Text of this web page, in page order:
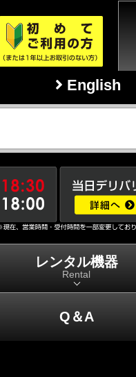
English
レンタル機器
Rental
Q＆A